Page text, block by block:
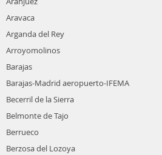
Aravaca
Arganda del Rey
Arroyomolinos
Barajas
Barajas-Madrid aeropuerto-IFEMA
Becerril de la Sierra
Belmonte de Tajo
Berrueco
Berzosa del Lozoya